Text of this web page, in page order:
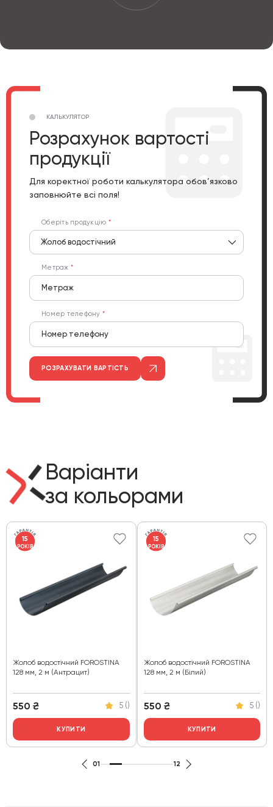
КАЛЬКУЛЯТОР
Розрахунок вартості
продукції
Для коректної роботи калькулятора обов’язково
заповнюйте всі поля!
Оберіть продукцію
Жолоб водостічний
Метраж
Номер телефону
РОЗРАХУВАТИ ВАРТІСТЬ
Варіанти
за кольорами
15
РОКІВ
Жолоб водостічний FOROSTINA
128 мм, 2 м (Антрацит)
550 ₴ 5 ()
КУПИТИ
15
РОКІВ
Жолоб водостічний FOROSTINA
128 мм, 2 м (Білий)
550 ₴ 5 ()
КУПИТИ
01 12